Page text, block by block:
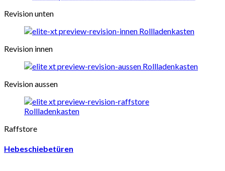
Revision unten
Revision innen
Revision aussen
Raffstore
Hebeschiebetüren